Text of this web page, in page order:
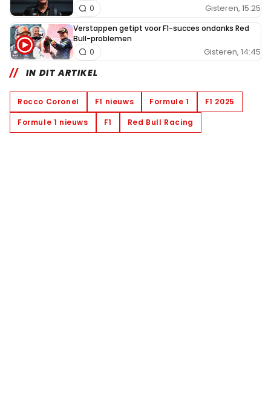
Gisteren, 15:25
0
Verstappen getipt voor F1-succes ondanks Red
Bull-problemen
Gisteren, 14:45
0
IN DIT ARTIKEL
Rocco Coronel F1 nieuws Formule 1
F1 2025
Formule 1 nieuws
F1 Red Bull Racing